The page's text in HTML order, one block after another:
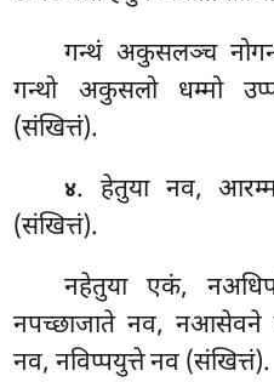
गन्थं अकुसलञ्च
गन्थो अकुसलो धम्मो
(संखित्तं).
४. हेतुया नव,
(संखित्तं).
नहेतुया एकं,
नपच्छाजाते नव, नआसेवने
नव, नविप्पयुत्ते नव (संखित्तं).